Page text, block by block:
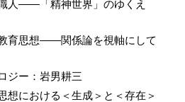
人——「精神世界」のゆくえ
育思想——関係論を視軸にして
ジー：岩男耕三
想における＜生成＞と＜存在＞